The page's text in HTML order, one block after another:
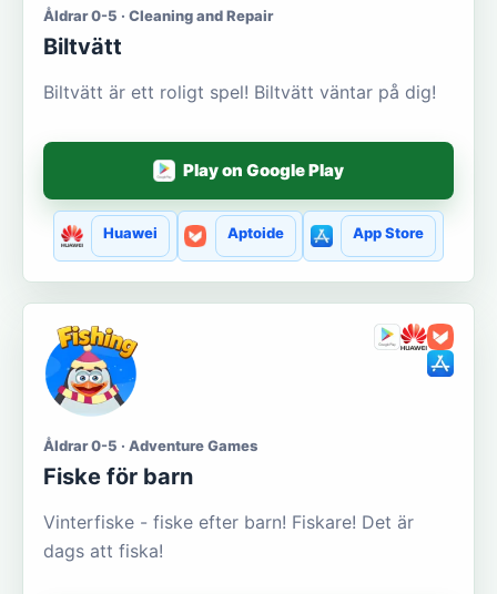
Åldrar 0-5 · Cleaning and Repair
Biltvätt
Biltvätt är ett roligt spel! Biltvätt väntar på dig!
Play on Google Play
Huawei Aptoide App Store
Åldrar 0-5 · Adventure Games
Fiske för barn
Vinterfiske - fiske efter barn! Fiskare! Det är
dags att fiska!